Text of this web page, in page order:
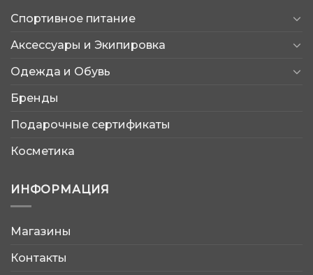
Спортивное питание
Аксессуары и Экипировка
Одежда и Обувь
Бренды
Подарочные сертификаты
Косметика
ИНФОРМАЦИЯ
Магазины
Контакты